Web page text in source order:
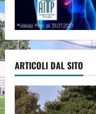
ARTICOLI DAL SITO